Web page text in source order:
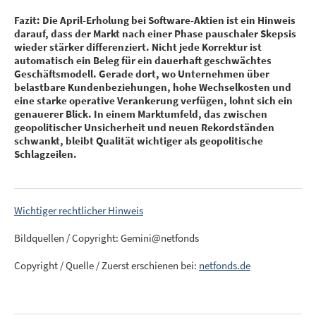
Fazit: Die April-Erholung bei Software-Aktien ist ein Hinweis
darauf, dass der Markt nach einer Phase pauschaler Skepsis
wieder stärker differenziert. Nicht jede Korrektur ist
automatisch ein Beleg für ein dauerhaft geschwächtes
Geschäftsmodell. Gerade dort, wo Unternehmen über
belastbare Kundenbeziehungen, hohe Wechselkosten und
eine starke operative Verankerung verfügen, lohnt sich ein
genauerer Blick. In einem Marktumfeld, das zwischen
geopolitischer Unsicherheit und neuen Rekordständen
schwankt, bleibt Qualität wichtiger als geopolitische
Schlagzeilen.
Wichtiger rechtlicher Hinweis
Bildquellen / Copyright: Gemini@netfonds
Copyright / Quelle / Zuerst erschienen bei: netfonds.de